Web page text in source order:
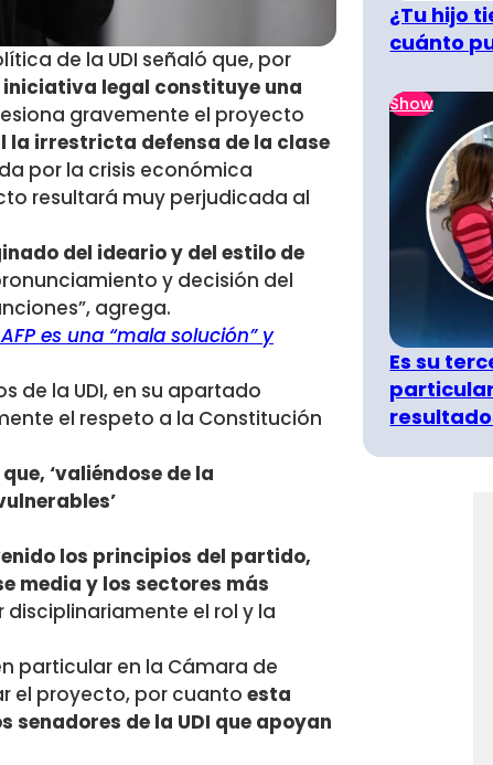
de la UDI señaló que, por
legal constituye una
gravemente el proyecto
la irrestricta defensa de la clase
por la crisis económica
resultará muy perjudicada al
del ideario y del estilo de
y decisión del
agrega.
es una “mala solución” y
de la UDI, en su apartado
el respeto a la Constitución
‘valiéndose de la
los principios del partido,
media y los sectores más
el rol y la
particular en la Cámara de
el proyecto, por cuanto esta
de la UDI que apoyan
¿Tu hijo
cuánto
Show
Es su